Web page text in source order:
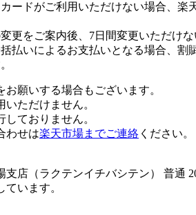
ードがご利用いただけない場合、
更をご案内後、7日間変更いただけ
払いによるお支払いとなる場合、
願いする場合もございます。
ただけません。
ておりません。
わせは楽天市場までご連絡 ください。
店（ラクテンイチバシテン） 普通
います。